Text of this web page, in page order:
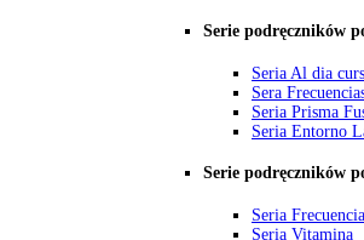
Serie podręczników
Seria Al dia
Sera
Seria Prisma
Seria Entorno
Serie podręczników
Seria
Seria Vitamina